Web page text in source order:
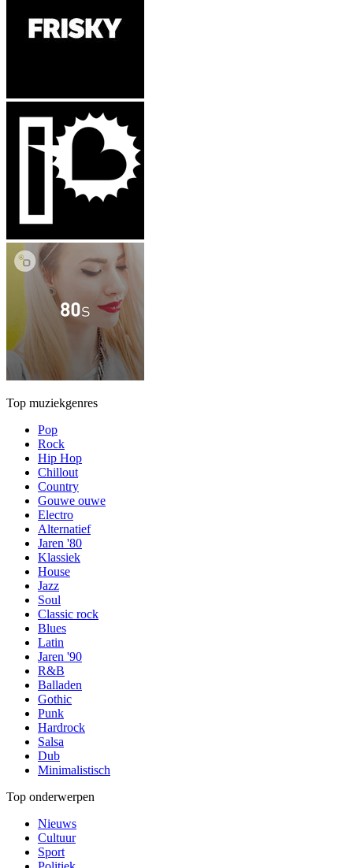
Top muziekgenres
Pop
Rock
Hip Hop
Chillout
Country
Gouwe ouwe
Electro
Alternatief
Jaren '80
Klassiek
House
Jazz
Soul
Classic rock
Blues
Latin
Jaren '90
R&B
Balladen
Gothic
Punk
Hardrock
Salsa
Dub
Minimalistisch
Top onderwerpen
Nieuws
Cultuur
Sport